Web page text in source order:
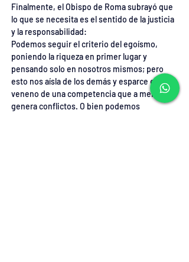
Finalmente, el Obispo de Roma subrayó que
lo que se necesita es el sentido de la justicia
y la responsabilidad:
Podemos seguir el criterio del egoísmo,
poniendo la riqueza en primer lugar y
pensando solo en nosotros mismos; pero
esto nos aísla de los demás y esparce el
veneno de una competencia que a menudo
genera conflictos. O bien podemos